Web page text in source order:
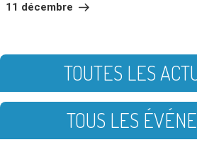
11 décembre
TOUTES LES
TOUS LES